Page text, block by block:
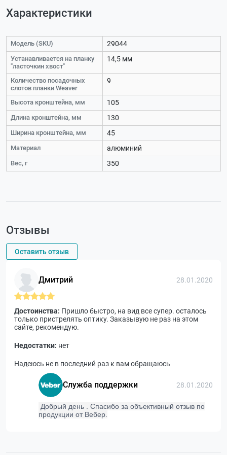
Характеристики
Модель (SKU) 29044
Устанавливается на планку
"ласточкин хвост"
14,5 мм
Количество посадочных
слотов планки Weaver
9
Высота кронштейна, мм 105
Длина кронштейна, мм 130
Ширина кронштейна, мм 45
Материал алюминий
Вес, г 350
Отзывы
Оставить отзыв
Дмитрий 28.01.2020
Достоинства: Пришло быстро, на вид все супер. осталось
только пристрелять оптику. Заказывую не раз на этом
сайте, рекомендую.
Недостатки: нет
Надеюсь не в последний раз к вам обращаюсь
Служба поддержки 28.01.2020
Добрый день . Спасибо за объективный отзыв по
продукции от Вебер.